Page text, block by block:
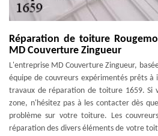
Réparation de toiture
MD Couverture Zingueur
L'entreprise MD Couverture Zingueur,
équipe de couvreurs expérimentés prêts
travaux de réparation de toiture 1659. Si
zone, n'hésitez pas à les contacter dès
problème sur votre toiture. Les
réparation des divers éléments de votre